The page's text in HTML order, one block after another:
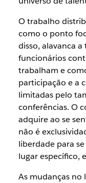
O trabalho
como o ponto
disso, alavanca
funcionários
trabalham e
participação e a
limitadas pelo
conferências. O
adquire ao se
não é
liberdade para
lugar específico,
As mudanças no